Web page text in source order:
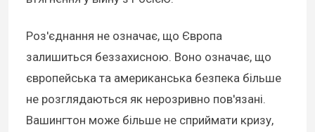
Роз'єднання не означає, що Європа
залишиться беззахисною. Воно означає, що
європейська та американська безпека більше
не розглядаються як нерозривно пов'язані.
Вашингтон може більше не сприймати кризу,